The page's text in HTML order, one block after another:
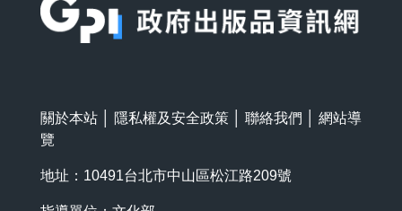
關於本站 隱私權及安全政策 聯絡我們
網站導
覽
地址：10491台北市中山區松江路209號